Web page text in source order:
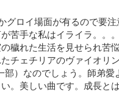
ロイ場面が有るので要注
苦手な私はイライラ。。
穢れた生活を見せられ苦
ェチリアのヴァイオリ
）なのでしょう。師弟愛
。美しい曲です。成長とは